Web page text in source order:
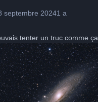
septembre 20241 a
tenter un truc comme ça